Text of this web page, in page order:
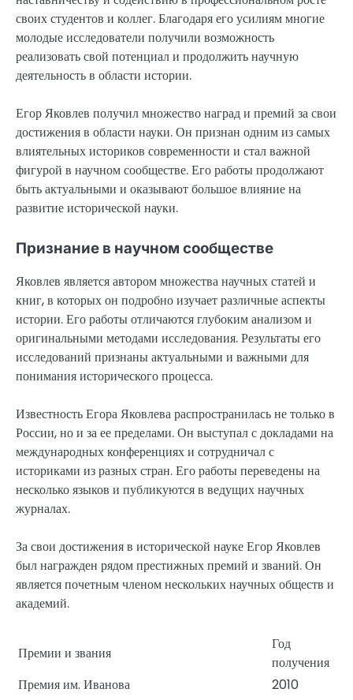
своих студентов и коллег. Благодаря его усилиям многие
молодые исследователи получили возможность
реализовать свой потенциал и продолжить научную
деятельность в области истории.
Егор Яковлев получил множество наград и премий за свои
достижения в области науки. Он признан одним из самых
влиятельных историков современности и стал важной
фигурой в научном сообществе. Его работы продолжают
быть актуальными и оказывают большое влияние на
развитие исторической науки.
Признание в научном сообществе
Яковлев является автором множества научных статей и
книг, в которых он подробно изучает различные аспекты
истории. Его работы отличаются глубоким анализом и
оригинальными методами исследования. Результаты его
исследований признаны актуальными и важными для
понимания исторического процесса.
Известность Егора Яковлева распространилась не только в
России, но и за ее пределами. Он выступал с докладами на
международных конференциях и сотрудничал с
историками из разных стран. Его работы переведены на
несколько языков и публикуются в ведущих научных
журналах.
За свои достижения в исторической науке Егор Яковлев
был награжден рядом престижных премий и званий. Он
является почетным членом нескольких научных обществ и
академий.
Премии и звания
Год
получения
Премия им. Иванова
2010